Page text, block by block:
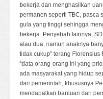
bekerja dan menghasilkan
permanen seperti TBC, pasca
gula yang tinggi sehingga
bekerja. Penyebab lainnya,
atau dua, namun anaknya
tidak cukup” terang Florensius
“data orang-orang ini yang
ada masyarakat yang hidup
dari pemerintah, khususnya
mendapatkan bantuan dari